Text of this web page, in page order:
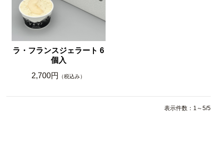
ラ・フランスジェラート 6
個入
2,700円
（税込み）
表示件数：1～5/5